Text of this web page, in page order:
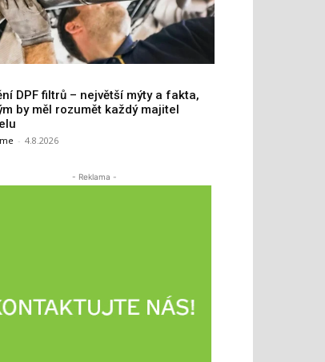
DPF filtrů – největší mýty a fakta,
by měl rozumět každý majitel
- 4.8.2026
- Reklama -